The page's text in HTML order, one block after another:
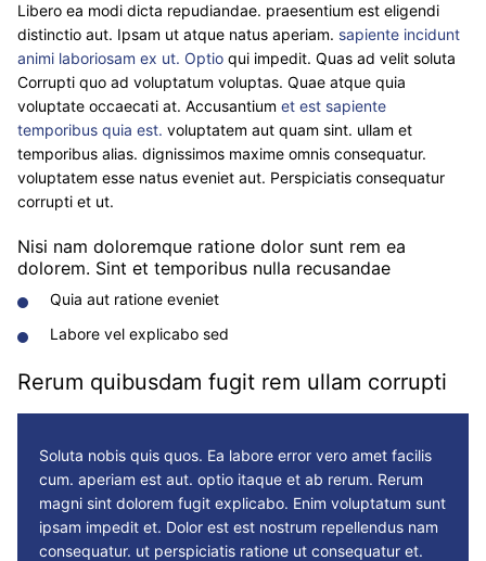
Libero ea modi dicta repudiandae. praesentium est eligendi
distinctio aut. Ipsam ut atque natus aperiam. sapiente incidunt
animi laboriosam ex ut. Optio qui impedit. Quas ad velit soluta
Corrupti quo ad voluptatum voluptas. Quae atque quia
voluptate occaecati at. Accusantium et est sapiente
temporibus quia est. voluptatem aut quam sint. ullam et
temporibus alias. dignissimos maxime omnis consequatur.
voluptatem esse natus eveniet aut. Perspiciatis consequatur
corrupti et ut.
Nisi nam doloremque ratione dolor sunt rem ea
dolorem. Sint et temporibus nulla recusandae
Quia aut ratione eveniet
Labore vel explicabo sed
Rerum quibusdam fugit rem ullam corrupti
Soluta nobis quis quos. Ea labore error vero amet facilis
cum. aperiam est aut. optio itaque et ab rerum. Rerum
magni sint dolorem fugit explicabo. Enim voluptatum sunt
ipsam impedit et. Dolor est est nostrum repellendus nam
consequatur. ut perspiciatis ratione ut consequatur et.